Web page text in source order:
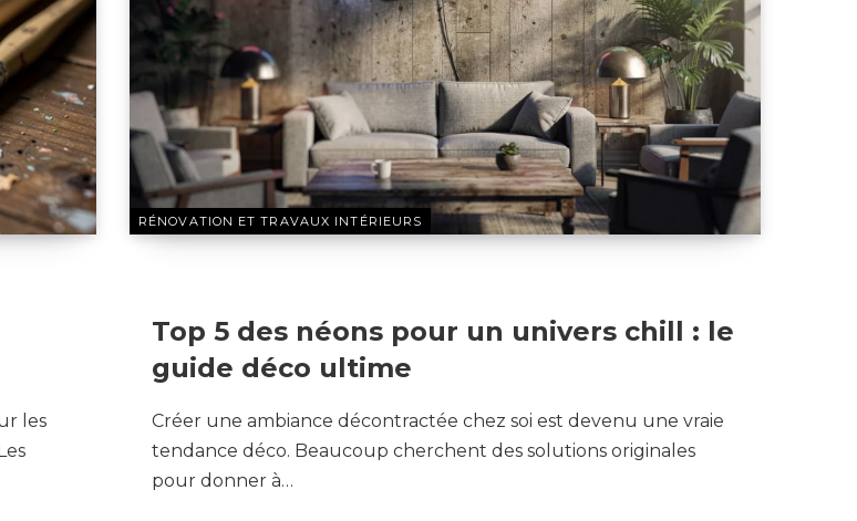
les
RÉNOVATION ET TRAVAUX INTÉRIEURS
Top 5 des néons pour un univers chill : le
guide déco ultime
Créer une ambiance décontractée chez soi est devenu une vraie
tendance déco. Beaucoup cherchent des solutions originales
pour donner à…